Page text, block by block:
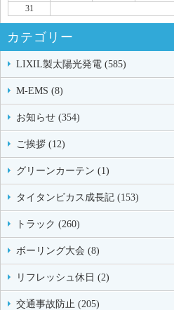
31
カテゴリー
LIXIL製太陽光発電 (585)
M-EMS (8)
お知らせ (354)
ご挨拶 (12)
グリーンカーテン (1)
タイタンビカス成長記 (153)
トラック (260)
ボーリング大会 (8)
リフレッシュ休日 (2)
交通事故防止 (205)